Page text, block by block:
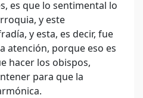
es que lo sentimental lo
y este
y esta, es decir, fue
atención, porque eso es
hacer los obispos,
para que la